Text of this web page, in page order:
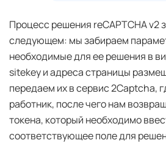
Процесс решения reCAPTCHA v2
следующем: мы забираем
необходимые для ее решения в
sitekey и адреса страницы
передаем их в сервис 2Captcha,
работник, после чего нам
токена, который необходимо
соответствующее поле для